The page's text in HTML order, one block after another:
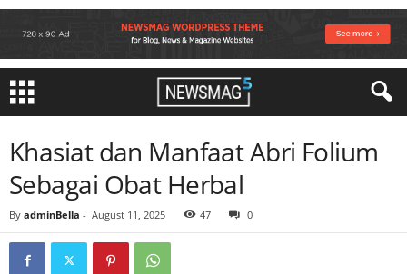
Khasiat dan Manfaat Abri Folium
Sebagai Obat Herbal
By adminBella - August 11, 2025 47 0